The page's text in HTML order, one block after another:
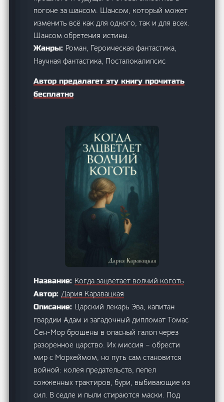
погоне за шансом. Шансом, который может
изменить всё как для одного, так и для всех.
Шансом обретения истины.
Жанры: Роман, Героическая фантастика,
Научная фантастика, Постапокалипсис
Автор предалагет эту книгу прочитать
бесплатно
Название: Когда зацветает волчий коготь
Автор:Дария Каравацкая
Описание: Царский лекарь Эва, капитан
гвардии Адам и загадочный дипломат Томас
Сен-Мор брошены в опасный галоп через
разоренное царство. Их миссия – обрести
мир с Морхеймом, но путь сам становится
войной: колея предательств, пепел
сожженных трактиров, бури, выбивающие из
сил. В седле и пыли стираются маски. Под